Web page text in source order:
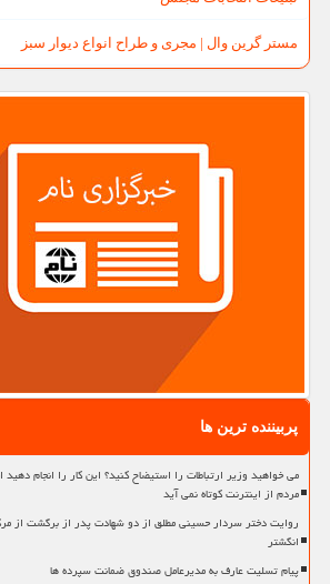
مستر گرین وال | مجری و طراح انواع دیوار سبز
پربیننده ترین ها
می خواهید وزیر ارتباطات را استیضاح کنید؟ این کار را انجام دهید
مردم از اینترنت کوتاه نمی آید
روایت دختر سردار حسینی مطلق از دو شهادت پدر از برگشت از
انگشتر
پیام تسلیت عارف به مدیرعامل صندوق ضمانت سپرده ها